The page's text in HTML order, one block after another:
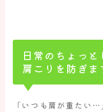
日常のちょっ
肩こりを防ぎま
「いつも肩が重たい